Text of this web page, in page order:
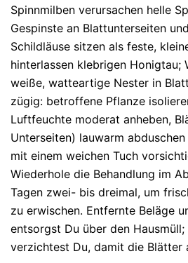
Spinnmilben verursachen helle
Gespinste an Blattunterseiten
Schildläuse sitzen als feste,
hinterlassen klebrigen Honigtau;
weiße, watteartige Nester in
zügig: betroffene Pflanze
Luftfeuchte moderat anheben,
Unterseiten) lauwarm
mit einem weichen Tuch
Wiederhole die Behandlung im
Tagen zwei- bis dreimal, um
zu erwischen. Entfernte Beläge
entsorgst Du über den
verzichtest Du, damit die Blätter